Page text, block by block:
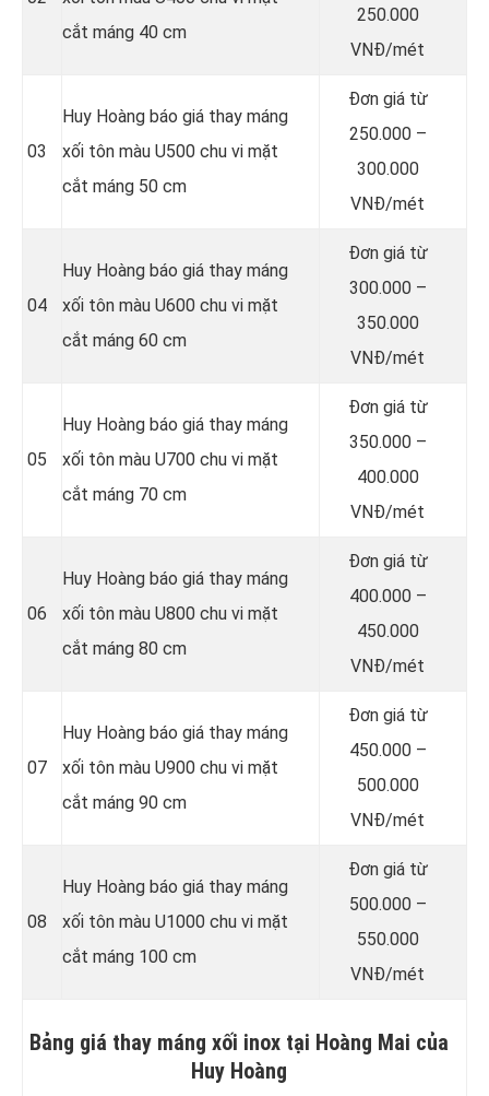
cắt máng 40 cm
250.000
VNĐ/mét
03
Huy Hoàng báo giá thay máng
xối tôn màu U500 chu vi mặt
cắt máng 50 cm
Đơn giá từ
250.000 –
300.000
VNĐ/mét
04
Huy Hoàng báo giá thay máng
xối tôn màu U600 chu vi mặt
cắt máng 60 cm
Đơn giá từ
300.000 –
350.000
VNĐ/mét
05
Huy Hoàng báo giá thay máng
xối tôn màu U700 chu vi mặt
cắt máng 70 cm
Đơn giá từ
350.000 –
400.000
VNĐ/mét
06
Huy Hoàng báo giá thay máng
xối tôn màu U800 chu vi mặt
cắt máng 80 cm
Đơn giá từ
400.000 –
450.000
VNĐ/mét
07
Huy Hoàng báo giá thay máng
xối tôn màu U900 chu vi mặt
cắt máng 90 cm
Đơn giá từ
450.000 –
500.000
VNĐ/mét
08
Huy Hoàng báo giá thay máng
xối tôn màu U1000 chu vi mặt
cắt máng 100 cm
Đơn giá từ
500.000 –
550.000
VNĐ/mét
Bảng giá thay máng xối inox tại Hoàng Mai của
Huy Hoàng